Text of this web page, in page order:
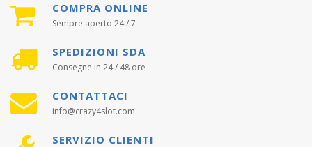
COMPRA ONLINE
Sempre aperto 24 / 7
SPEDIZIONI SDA
Consegne in 24 / 48 ore
CONTATTACI
info@crazy4slot.com
SERVIZIO CLIENTI